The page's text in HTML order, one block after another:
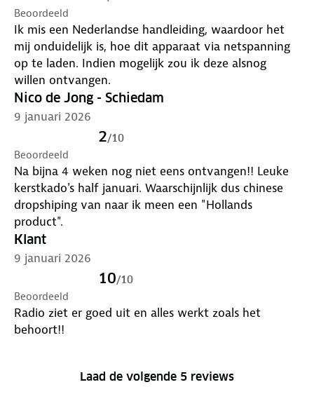
Beoordeeld
Ik mis een Nederlandse handleiding, waardoor het
mij onduidelijk is, hoe dit apparaat via netspanning
op te laden. Indien mogelijk zou ik deze alsnog
willen ontvangen.
Nico de Jong - Schiedam
9 januari 2026
2/10
Beoordeeld
Na bijna 4 weken nog niet eens ontvangen!! Leuke
kerstkado's half januari. Waarschijnlijk dus chinese
dropshiping van naar ik meen een "Hollands
product".
Klant
9 januari 2026
10/10
Beoordeeld
Radio ziet er goed uit en alles werkt zoals het
behoort!!
Laad de volgende 5 reviews